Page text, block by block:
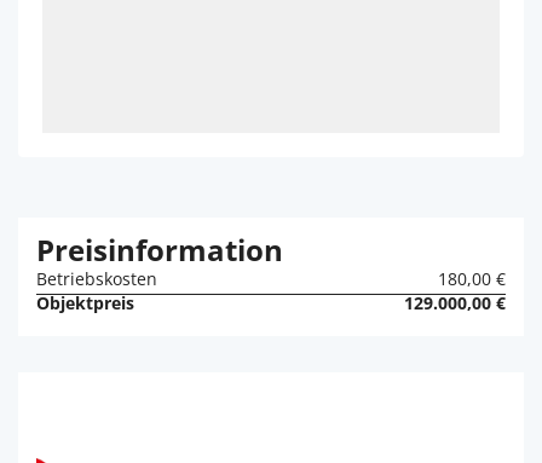
Preisinformation
Betriebskosten
180,00 €
Objektpreis
129.000,00 €